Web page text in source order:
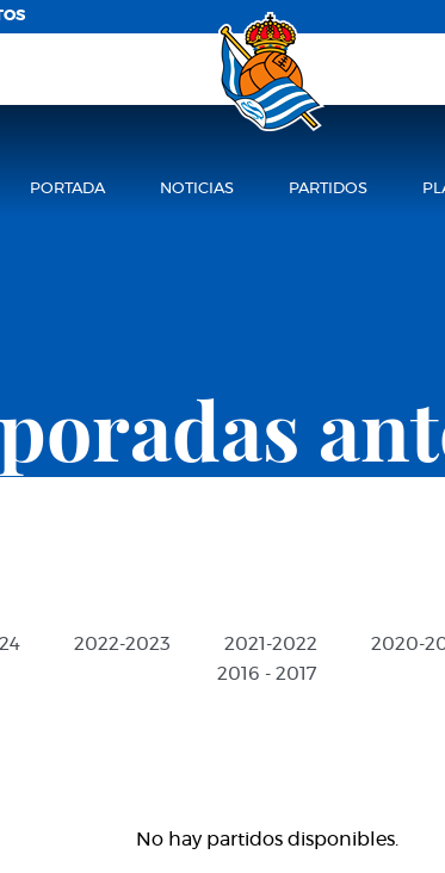
PORTADA NOTICIAS PARTIDOS
2022-2023 2021-2022 2020-
2016 - 2017
No hay partidos disponibles.